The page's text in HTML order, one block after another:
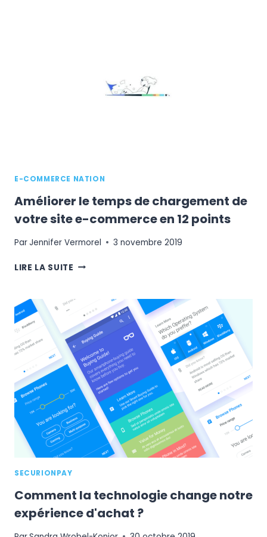
COMMERCE
E-COMMERCE NATION
Améliorer le temps de chargement de
votre site e-commerce en 12 points
ParJennifer Vermorel 3 novembre 2019
LIRE LA SUITE AMÉLIORER
DE
CHARGEMENT
DE
VOTRE
SITE
E-
COMMERCE
EN
12
POINTS
SECURIONPAY
Comment la technologie change notre
expérience d'achat ?